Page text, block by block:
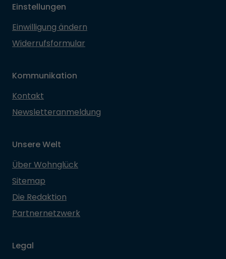
Einstellungen
Einwilligung ändern
Widerrufsformular
Kommunikation
Kontakt
Newsletteranmeldung
Unsere Welt
Über Wohnglück
Sitemap
Die Redaktion
Partnernetzwerk
Legal